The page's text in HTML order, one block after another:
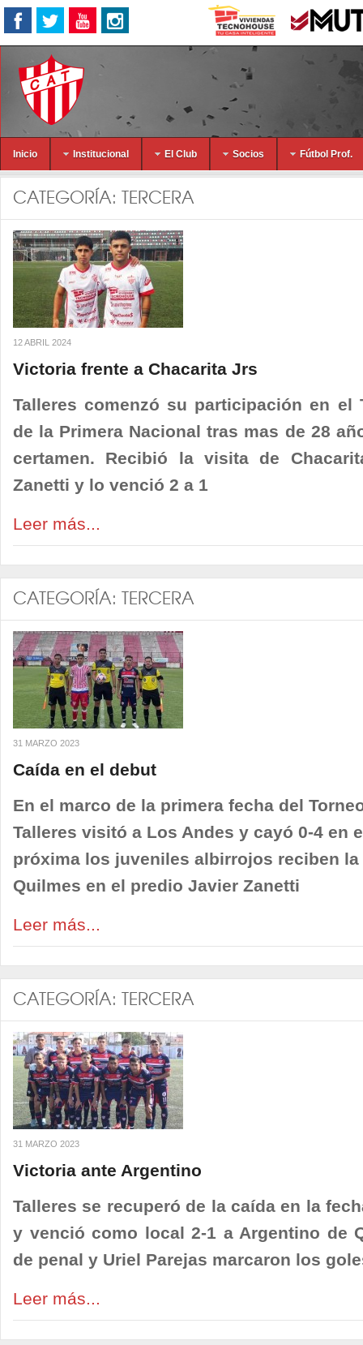
Inicio Institucional El Club Socios Fútbol Prof.
CATEGORÍA: TERCERA
12 ABRIL 2024
Victoria frente a Chacarita Jrs
Talleres comenzó su participación en el
de la Primera Nacional tras mas de 28
certamen. Recibió la visita de
Zanetti y lo venció 2 a 1
Leer más...
CATEGORÍA: TERCERA
31 MARZO 2023
Caída en el debut
En el marco de la primera fecha del
Talleres visitó a Los Andes y cayó 0-4 en
próxima los juveniles albirrojos reciben
Quilmes en el predio Javier Zanetti
Leer más...
CATEGORÍA: TERCERA
31 MARZO 2023
Victoria ante Argentino
Talleres se recuperó de la caída en la
y venció como local 2-1 a Argentino de
de penal y Uriel Parejas marcaron los
Leer más...